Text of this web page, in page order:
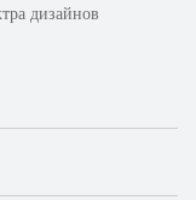
дизайнов